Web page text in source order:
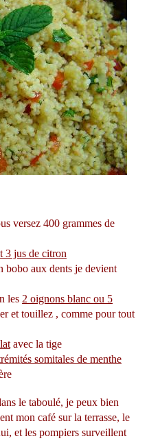
versez 400 grammes de
3 jus de citron
bobo aux dents je devient
les 2 oignons blanc ou 5
et touillez , comme pour tout
avec la tige
somitales de menthe
le taboulé, je peux bien
mon café sur la terrasse, le
et les pompiers surveillent